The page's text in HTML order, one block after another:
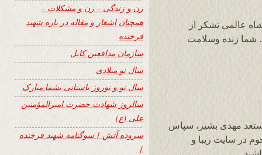
عالمی تشکر از
شما زنده وسلامت
مهدی بشیر، سپاس
در سایت زیبا و
زن و زندگی – زن و مشکلات –
همچنان اشعار و مقاله در باره شهید
فرخنده
سازمان مدافعین کابل
سال نو میلادی
سال نو و نوروز باستانی بشما مبارک
سالروز شهادت حضرت امیرالمؤمنین
علی (ع)
سروده آتش { سوگنامه شهید فرخنده
}